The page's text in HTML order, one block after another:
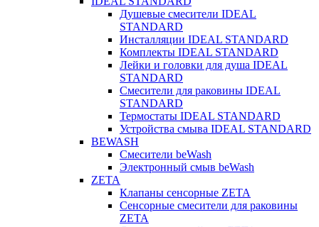
Душевые смесители IDEAL
STANDARD
Инсталляции IDEAL STANDARD
Комплекты IDEAL STANDARD
Лейки и головки для душа IDEAL
STANDARD
Смесители для раковины IDEAL
STANDARD
Термостаты IDEAL STANDARD
Устройства смыва IDEAL STANDARD
BEWASH
Смесители beWash
Электронный смыв beWash
ZETA
Клапаны сенсорные ZETA
Сенсорные смесители для раковины
ZETA